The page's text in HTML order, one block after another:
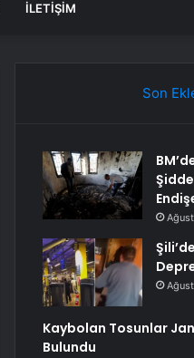
İLETIŞIM
Son
Kaybolan Tosunlar
Bulundu